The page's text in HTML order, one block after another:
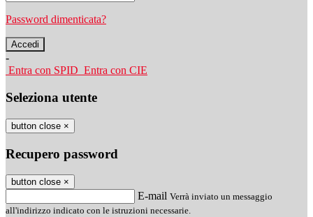
Password dimenticata?
-
Entra con SPID Entra con CIE
Seleziona utente
button close ×
Recupero password
button close ×
E-mail Verrà inviato un messaggio
all'indirizzo indicato con le istruzioni necessarie.